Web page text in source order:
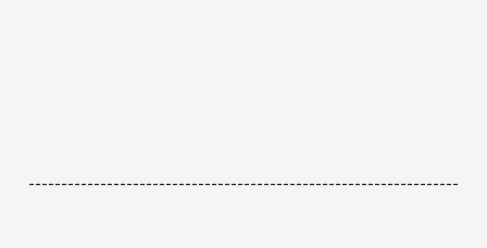
------------------------------------------------------------------